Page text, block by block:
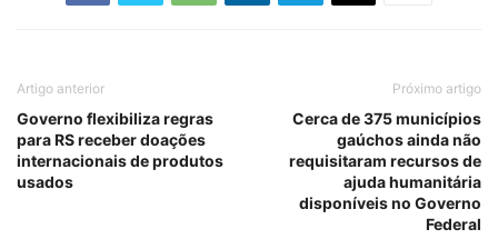
Artigo anterior
Governo flexibiliza regras
para RS receber doações
internacionais de produtos
usados
Próximo artigo
Cerca de 375 municípios
gaúchos ainda não
requisitaram recursos de
ajuda humanitária
disponíveis no Governo
Federal